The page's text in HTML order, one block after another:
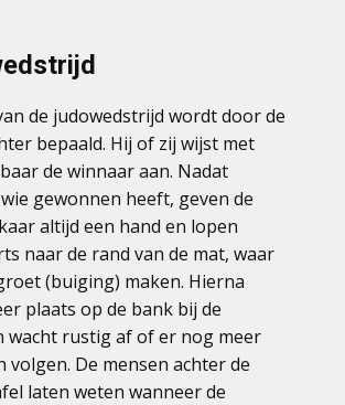
de judowedstrijd wordt door de
bepaald. Hij of zij wijst met
de winnaar aan. Nadat
gewonnen heeft, geven de
altijd een hand en lopen
naar de rand van de mat, waar
(buiging) maken. Hierna
plaats op de bank bij de
wacht rustig af of er nog meer
volgen. De mensen achter de
laten weten wanneer de